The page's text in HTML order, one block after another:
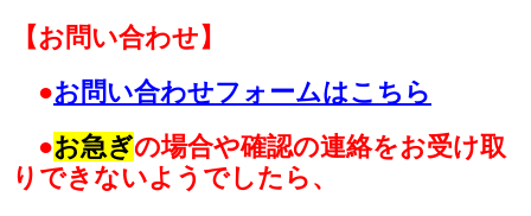
【お問い合わせ】
●お問い合わせフォームはこちら
●お急ぎの場合や確認の連絡をお受け取
りできないようでしたら、